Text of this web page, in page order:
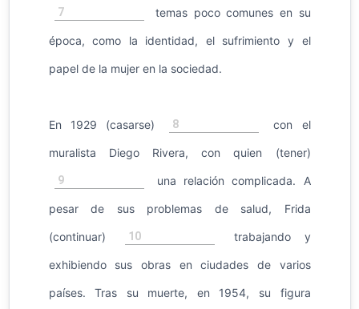
7 temas poco comunes en su
época, como la identidad, el sufrimiento y el
papel de la mujer en la sociedad.
En 1929 (casarse) 8 con el
muralista Diego Rivera, con quien (tener)
9 una relación complicada. A
pesar de sus problemas de salud, Frida
(continuar) 10 trabajando y
exhibiendo sus obras en ciudades de varios
países. Tras su muerte, en 1954, su figura